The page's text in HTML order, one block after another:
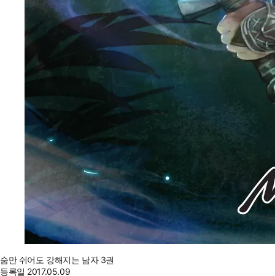
숨만 쉬어도 강해지는 남자 3권
등록일 2017.05.09